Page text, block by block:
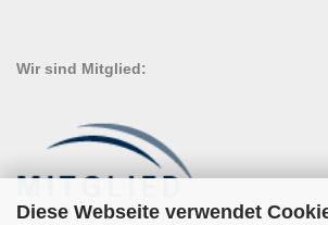
Diese Webseite verwendet
Wir sind Mitglied: